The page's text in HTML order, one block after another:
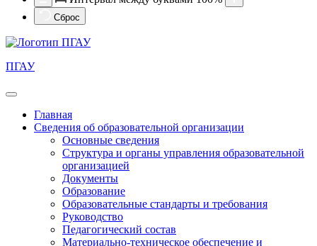
Сброс
ПГАУ
Главная
Сведения об образовательной организации
Основные сведения
Структура и органы управления образовательной
организацией
Документы
Образование
Образовательные стандарты и требования
Руководство
Педагогический состав
Материально-техническое обеспечение и